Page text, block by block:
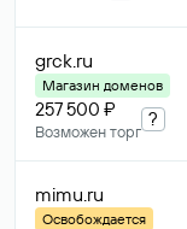
grck.ru
Магазин доменов
257 500 ₽
Возможен торг
?
mimu.ru
Освобождается